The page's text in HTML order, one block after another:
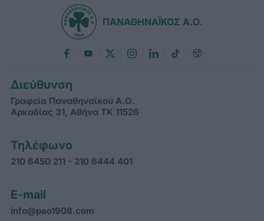
ΠΑΝΑΘΗΝΑΪΚΟΣ Α.Ο.
Διεύθυνση
Γραφεία Παναθηναϊκού Α.Ο.
Αρκαδίας 31, Αθήνα ΤΚ 11526
Τηλέφωνο
210 6450 211 - 210 6444 401
E-mail
info@pao1908.com